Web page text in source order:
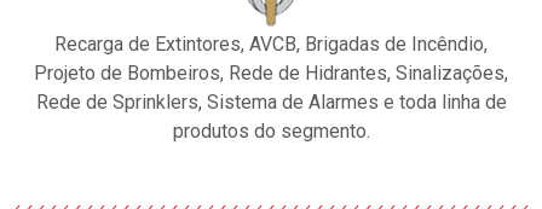
Recarga de Extintores, AVCB, Brigadas de Incêndio,
Projeto de Bombeiros, Rede de Hidrantes, Sinalizações,
Rede de Sprinklers, Sistema de Alarmes e toda linha de
produtos do segmento.